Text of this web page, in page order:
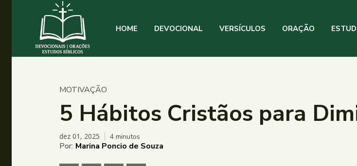
HOME DEVOCIONAL VERSÍCULOS ORAÇÃO
MOTIVAÇÃO
5 Hábitos Cristãos para
dez 01, 2025 4 minutos
Por: Marina Poncio de Souza